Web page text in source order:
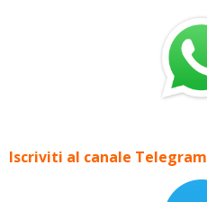
Iscriviti al canale Telegram